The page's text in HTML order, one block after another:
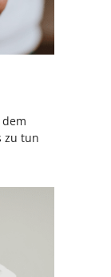
zu tun